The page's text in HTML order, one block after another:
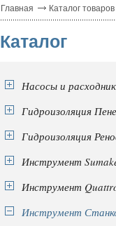
Главная Каталог товаров
Каталог
Насосы и
Гидроизоляция
Гидроизоляция
Инструмент
Инструмент
Инструмент